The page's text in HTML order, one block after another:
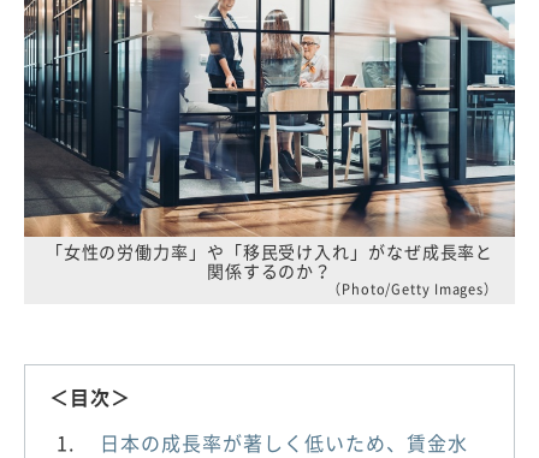
「女性の労働力率」や「移民受け入れ」がなぜ成長率と
関係するのか？
（Photo/Getty Images）
＜目次＞
日本の成長率が著しく低いため、賃金水